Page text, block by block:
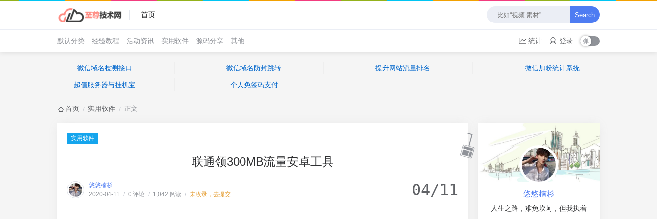
首页 Search
默认分类 经验教程 活动资讯 实用软件 源码分享 其他 统计 登录
微信域名检测接口 微信域名防封跳转 提升网站流量排名 微信加粉统计系统
超值服务器与挂机宝 个人免签码支付
首页 / 实用软件 / 正文
实用软件
联通领300MB流量安卓工具
悠悠楠杉
2020-04-11 / 0 评论 / 1,042 阅读 / 未收录，去提交 04/11 悠悠楠杉
人生之路，难免坎坷，但我执着